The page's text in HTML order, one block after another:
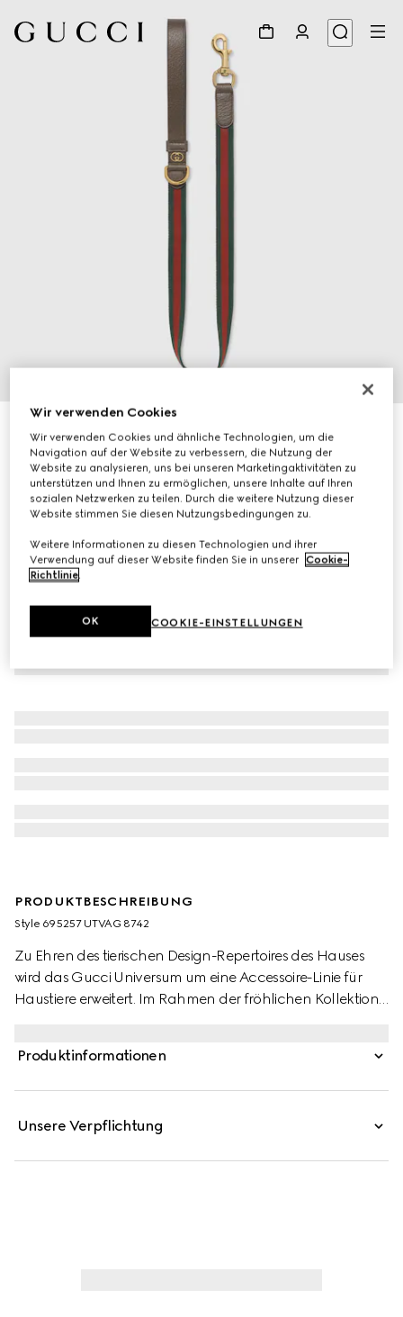
Leine für Große Haustiere
CHF 320
VariantenCanvas mit grünem und rotem Web
PRODUKTBESCHREIBUNG
Style ‎695257 UTVAG 8742
Zu Ehren des tierischen Design-Repertoires des Hauses
wird das Gucci Universum um eine Accessoire-Linie für
Haustiere erweitert. Im Rahmen der fröhlichen Kollektion
Miniatur-Format neu in Szene gesetzt. Hier wird das grüne
Produktinformationen
Unsere Verpflichtung
Wir verwenden Cookies
Wir verwenden Cookies und ähnliche Technologien, um die
Navigation auf der Website zu verbessern, die Nutzung der
Website zu analysieren, uns bei unseren Marketingaktivitäten zu
unterstützen und Ihnen zu ermöglichen, unsere Inhalte auf Ihren
sozialen Netzwerken zu teilen. Durch die weitere Nutzung dieser
Website stimmen Sie diesen Nutzungsbedingungen zu.
Weitere Informationen zu diesen Technologien und ihrer
Verwendung auf dieser Website finden Sie in unserer Cookie-
Richtlinie.
COOKIE-EINSTELLUNGEN
OK